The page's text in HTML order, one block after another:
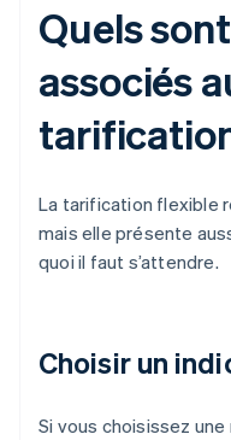
Quels
associés
La tarification flexible
mais elle présente
quoi il faut s’attendre.
Choisir un
Si vous choisissez